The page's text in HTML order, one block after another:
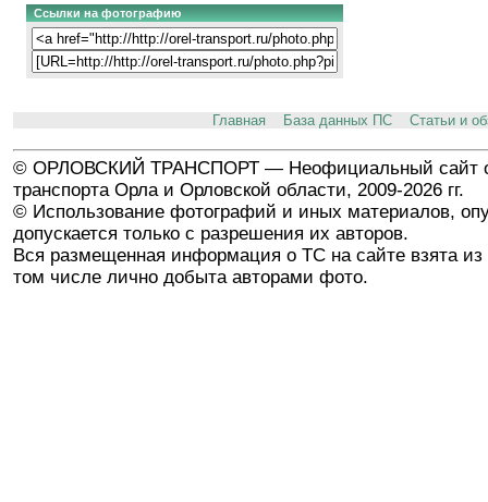
Ссылки на фотографию
Главная База данных ПС Статьи и
© ОРЛОВСКИЙ ТРАНСПОРТ — Неофициальный сайт
транспорта Орла и Орловской области, 2009-2026 гг.
© Использование фотографий и иных материалов,
допускается только с разрешения их авторов.
Вся размещенная информация о ТС на сайте взята из
том числе лично добыта авторами фото.